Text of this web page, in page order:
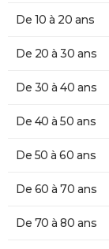
De 10 à 20 ans
De 20 à 30 ans
De 30 à 40 ans
De 40 à 50 ans
De 50 à 60 ans
De 60 à 70 ans
De 70 à 80 ans